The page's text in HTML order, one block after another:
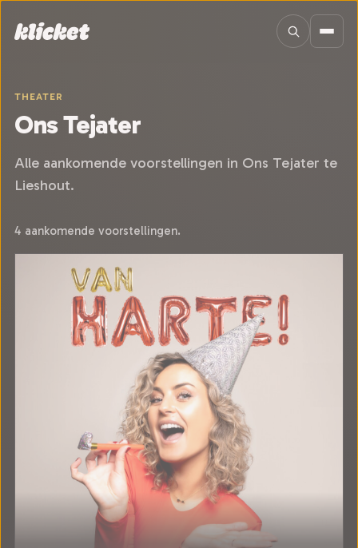
THEATER
Ons Tejater
Alle aankomende voorstellingen in Ons Tejater te
Lieshout.
4 aankomende voorstellingen.